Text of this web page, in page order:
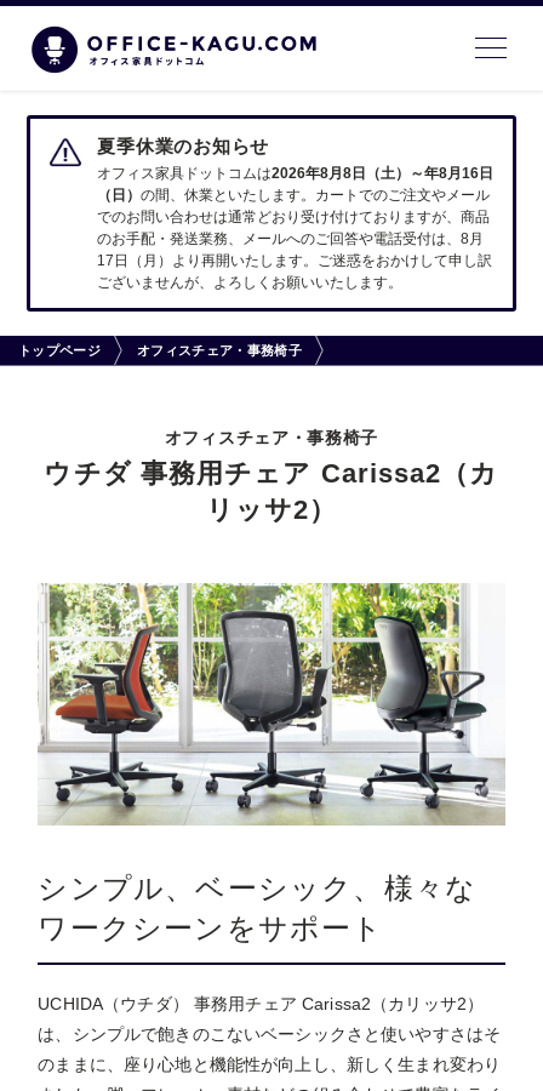
夏季休業のお知らせ
オフィス家具ドットコムは2026年8月8日（土）～年8月16日
（日）の間、休業といたします。カートでのご注文やメール
でのお問い合わせは通常どおり受け付けておりますが、商品
のお手配・発送業務、メールへのご回答や電話受付は、8月
17日（月）より再開いたします。ご迷惑をおかけして申し訳
ございませんが、よろしくお願いいたします。
トップページ オフィスチェア・事務椅子
オフィスチェア・事務椅子
ウチダ 事務用チェア Carissa2（カ
リッサ2）
シンプル、ベーシック、様々な
ワークシーンをサポート
UCHIDA（ウチダ） 事務用チェア Carissa2（カリッサ2）
は、シンプルで飽きのこないベーシックさと使いやすさはそ
のままに、座り心地と機能性が向上し、新しく生まれ変わり